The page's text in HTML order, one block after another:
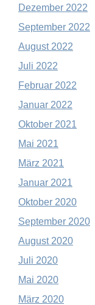
Dezember 2022
September 2022
August 2022
Juli 2022
Februar 2022
Januar 2022
Oktober 2021
Mai 2021
März 2021
Januar 2021
Oktober 2020
September 2020
August 2020
Juli 2020
Mai 2020
März 2020